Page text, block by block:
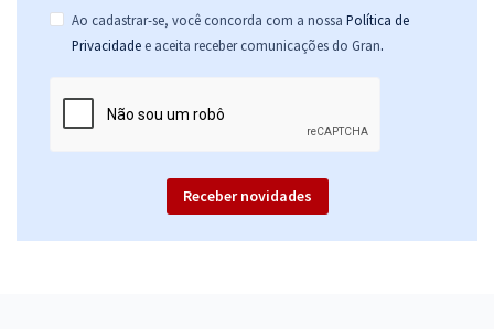
Ao cadastrar-se, você concorda com a nossa Política de
Privacidade e aceita receber comunicações do Gran.
Receber novidades